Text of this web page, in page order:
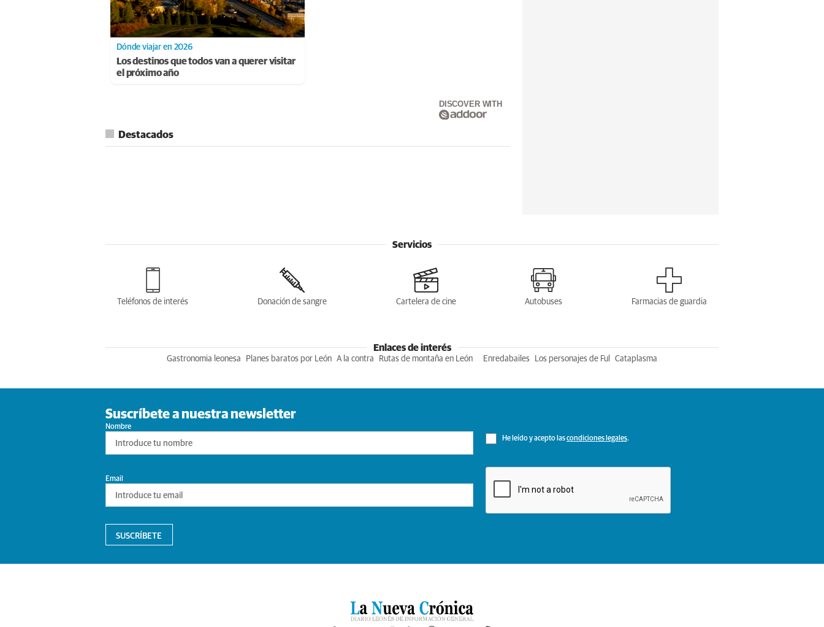
Dónde viajar en 2026
Los destinos que todos van a querer visitar
el próximo año
DISCOVER WITH
Destacados
Servicios
Teléfonos de interés Donación de sangre Cartelera de cine Autobuses Farmacias de guardia
Enlaces de interés
Gastronomia leonesa Planes baratos por León A la contra Rutas de montaña en León Enredabailes Los personajes de Ful Cataplasma
Suscríbete a nuestra newsletter
Nombre
He leído y acepto lascondiciones legales.
Email
SUSCRÍBETE